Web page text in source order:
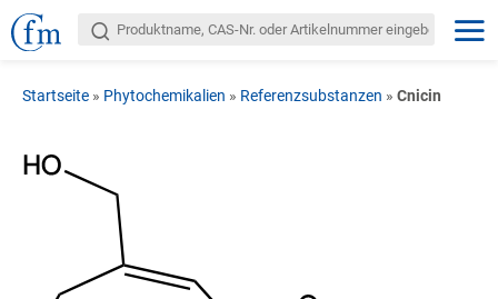
Startseite » Phytochemikalien » Referenzsubstanzen » Cnicin